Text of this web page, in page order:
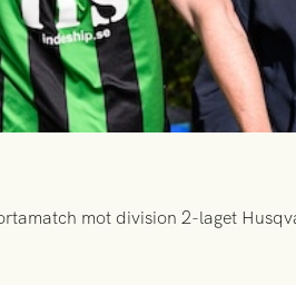
mot division 2-laget